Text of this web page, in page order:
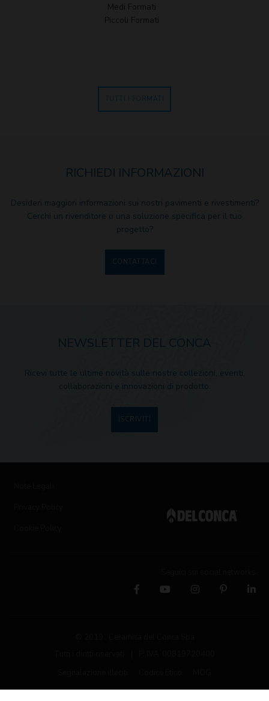
Medi Formati
Piccoli Formati
TUTTI I FORMATI
RICHIEDI INFORMAZIONI
Desideri maggiori informazioni sui nostri pavimenti e rivestimenti?
Cerchi un rivenditore o una soluzione specifica per il tuo
progetto?
CONTATTACI
NEWSLETTER DEL CONCA
Ricevi tutte le ultime novità sulle nostre collezioni, eventi,
collaborazioni e innovazioni di prodotto.
ISCRIVITI